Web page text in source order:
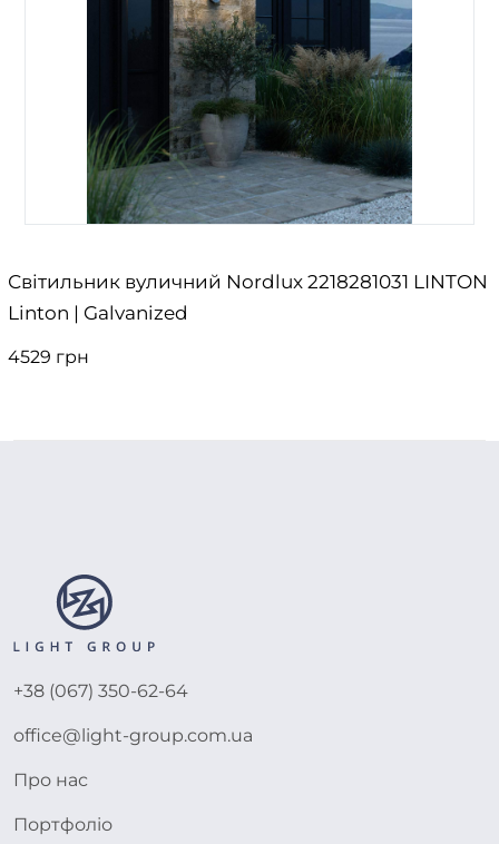
Світильник вуличний Nordlux 2218281031 LINTON
Linton | Galvanized
4529 грн
+38 (067) 350-62-64
office@light-group.com.ua
Про нас
Портфоліо